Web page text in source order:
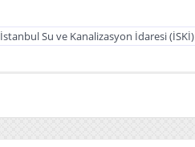
İstanbul Su ve Kanalizasyon İdaresi (İSKİ)